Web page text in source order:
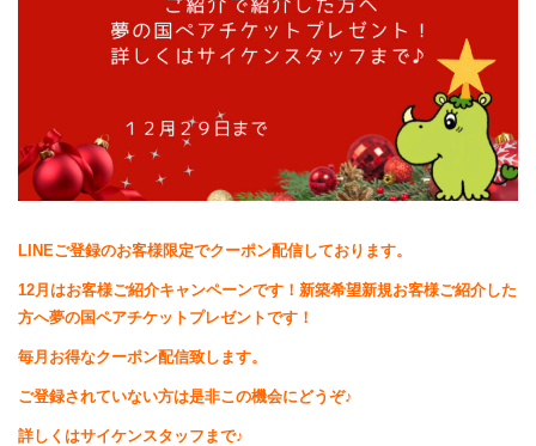
LINEご登録のお客様限定でクーポン配信しております。
12月はお客様ご紹介キャンペーンです！新築希望新規お客様ご紹介した
方へ夢の国ペアチケットプレゼントです！
毎月お得なクーポン配信致します。
ご登録されていない方は是非この機会にどうぞ♪
詳しくはサイケンスタッフまで♪